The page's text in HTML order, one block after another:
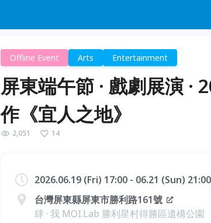
Offline Event Arts Entertainment
屏東端午節 · 戲劇展演 ·
作《宜人之地》
2,051 14
2026.06.19 (Fri) 17:00 - 06.21 (Sun)
台灣屏東縣屏東市勝利路161號
肆 · 我 MOI.Lab 勝利星村得勝區遺構公園